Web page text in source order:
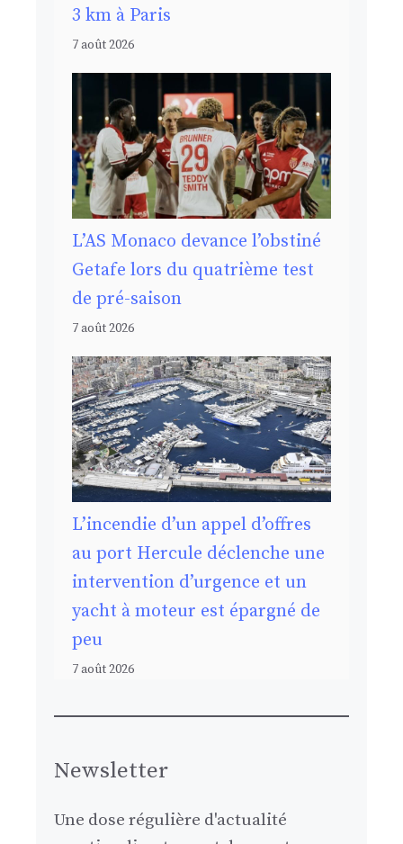
3 km à Paris
7 août 2026
L’AS Monaco devance l’obstiné
Getafe lors du quatrième test
de pré-saison
7 août 2026
L’incendie d’un appel d’offres
au port Hercule déclenche une
intervention d’urgence et un
yacht à moteur est épargné de
peu
7 août 2026
Newsletter
Une dose régulière d'actualité